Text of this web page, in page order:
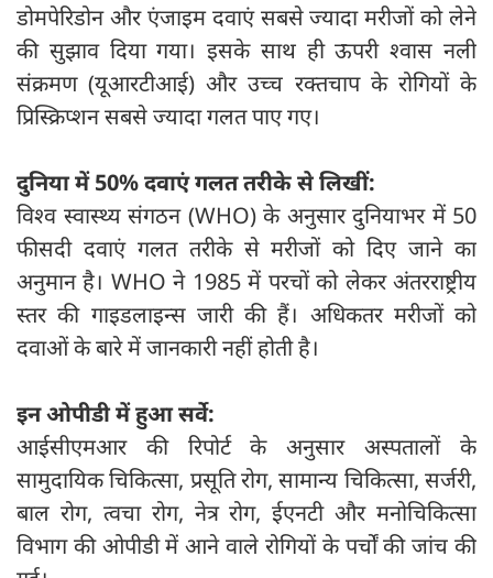
डोमपेरिडोन और एंजाइम दवाएं सबसे ज्यादा मरीजों को लेने
की सुझाव दिया गया। इसके साथ ही ऊपरी श्वास नली
संक्रमण (यूआरटीआई) और उच्च रक्तचाप के रोगियों के
प्रिस्क्रिप्शन सबसे ज्यादा गलत पाए गए।
दुनिया में 50% दवाएं गलत तरीके से लिखीं:
विश्व स्वास्थ्य संगठन (WHO) के अनुसार दुनियाभर में 50
फीसदी दवाएं गलत तरीके से मरीजों को दिए जाने का
अनुमान है। WHO ने 1985 में परचों को लेकर अंतरराष्ट्रीय
स्तर की गाइडलाइन्स जारी की हैं। अधिकतर मरीजों को
दवाओं के बारे में जानकारी नहीं होती है।
इन ओपीडी में हुआ सर्वे:
आईसीएमआर की रिपोर्ट के अनुसार अस्पतालों के
सामुदायिक चिकित्सा, प्रसूति रोग, सामान्य चिकित्सा, सर्जरी,
बाल रोग, त्वचा रोग, नेत्र रोग, ईएनटी और मनोचिकित्सा
विभाग की ओपीडी में आने वाले रोगियों के पर्चों की जांच की